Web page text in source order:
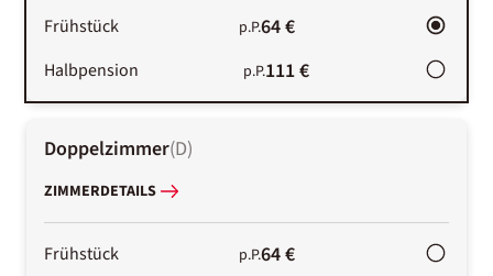
Frühstück p.P.64 €
Halbpension p.P.111 €
Doppelzimmer(D)
ZIMMERDETAILS
Frühstück p.P.64 €